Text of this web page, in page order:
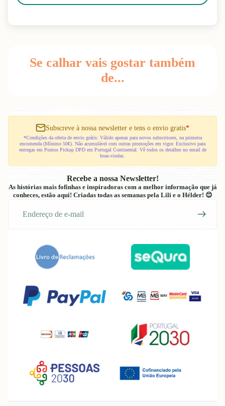
Se calhar vais gostar também
de...
Subscreve à nossa newsletter e tens o envio gratis*
*Condições da oferta de envio grátis: Válido apenas para novos subscritores, na primeira
encomenda (Mínimo 50€). Não acumulável com outras promoções em vigor. Exclusivo para
entregas em Pontos Pickup DPD em Portugal Continental. Vê todos os detalhes no email de
boas-vindas.
Recebe a nossa Newsletter!
As histórias mais fofinhas e inspiradoras com a melhor informação que já
conheces, estão aqui! Criadas todas as semanas pela Lili e o Hélder! 😊